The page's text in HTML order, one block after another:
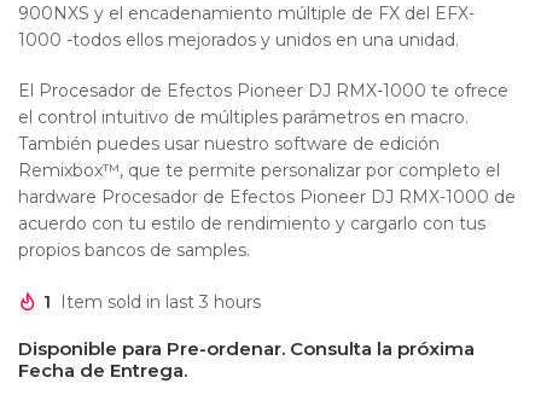
900NXS y el encadenamiento múltiple de FX del EFX-
1000 -todos ellos mejorados y unidos en una unidad.
El Procesador de Efectos Pioneer DJ RMX-1000 te ofrece
el control intuitivo de múltiples parámetros en macro.
También puedes usar nuestro software de edición
Remixbox™, que te permite personalizar por completo el
hardware Procesador de Efectos Pioneer DJ RMX-1000 de
acuerdo con tu estilo de rendimiento y cargarlo con tus
propios bancos de samples.
1 Item sold in last 3 hours
Disponible para Pre-ordenar. Consulta la próxima
Fecha de Entrega.